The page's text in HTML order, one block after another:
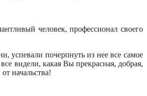
человек, профессионал своего
почерпнуть из нее все самое
видели, какая Вы прекрасная, добрая,
начальства!